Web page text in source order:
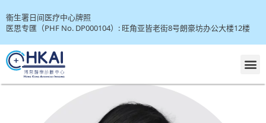
衞生署日间医疗中心牌照
医思专匯（PHF No. DP000104）: 旺角亚皆老街8号朗豪坊办公大楼12楼